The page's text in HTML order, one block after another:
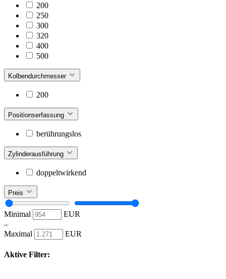
200
250
300
320
400
500
Kolbendurchmesser
200
Positionserfassung
berührungslos
Zylinderausführung
doppeltwirkend
Preis
Minimal
EUR
–
Maximal
EUR
Aktive Filter: